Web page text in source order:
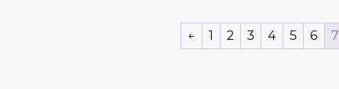
← 1 2 3 4 5 6 7